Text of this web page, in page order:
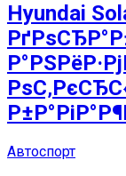
Hyundai
Автоспорт